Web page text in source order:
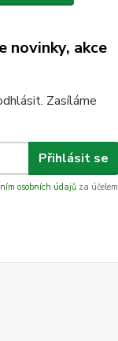
novinky, akce
Zasíláme
Přihlásit se
osobních údajů za účelem